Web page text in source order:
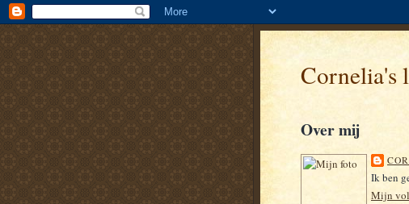
Cornelia's
Over mij
Ik ben
Mijn